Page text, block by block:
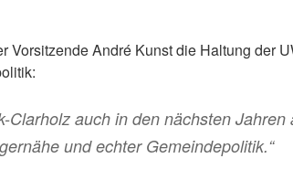
Vorsitzende André Kunst die Haltung der
Clarholz auch in den nächsten
und echter Gemeindepolitik.“